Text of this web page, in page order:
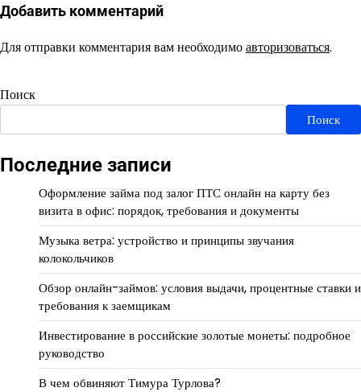
Добавить комментарий
Для отправки комментария вам необходимоавторизоваться.
Поиск
Поиск
Последние записи
Оформление займа под залог ПТС онлайн на карту без
визита в офис: порядок, требования и документы
Музыка ветра: устройство и принципы звучания
колокольчиков
Обзор онлайн-займов: условия выдачи, процентные ставки и
требования к заемщикам
Инвестирование в российские золотые монеты: подробное
руководство
В чем обвиняют Тимура Турлова?